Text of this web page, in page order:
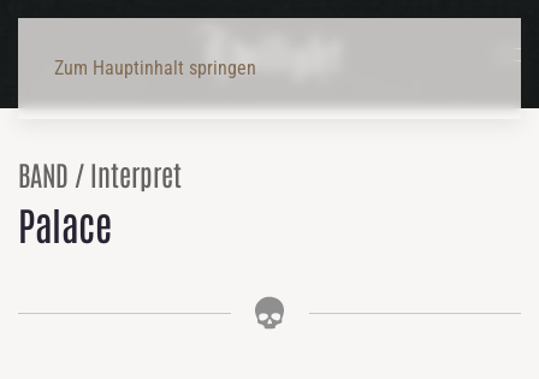
Zum Hauptinhalt springen
BAND / Interpret
Palace